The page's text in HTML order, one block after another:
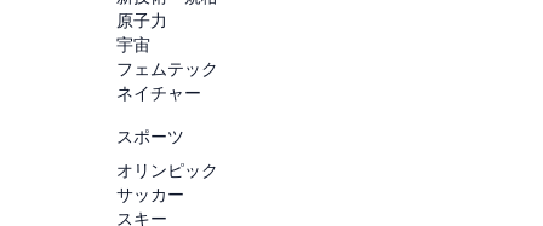
原子力
宇宙
フェムテック
ネイチャー
スポーツ
オリンピック
サッカー
スキー